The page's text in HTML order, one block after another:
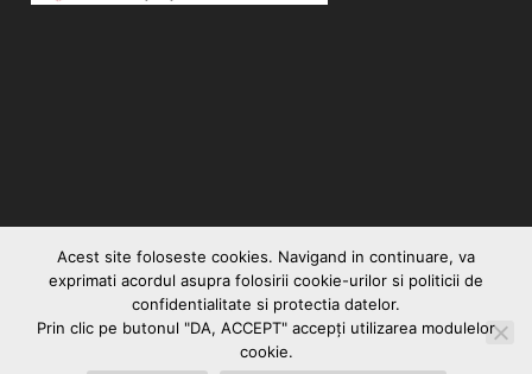
Vocea Romanului
Acest site foloseste cookies. Navigand in continuare, va
exprimati acordul asupra folosirii cookie-urilor si politicii de
confidentialitate si protectia datelor.
Prin clic pe butonul "DA, ACCEPT" accepţi utilizarea modulelor
cookie.